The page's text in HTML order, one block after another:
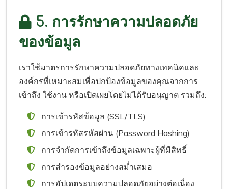
5. การรักษาความปลอดภัย
ของข้อมูล
เราใช้มาตรการรักษาความปลอดภัยทางเทคนิคและ
องค์กรที่เหมาะสมเพื่อปกป้องข้อมูลของคุณจากการ
เข้าถึง ใช้งาน หรือเปิดเผยโดยไม่ได้รับอนุญาต รวมถึง:
การเข้ารหัสข้อมูล (SSL/TLS)
การเข้ารหัสรหัสผ่าน (Password Hashing)
การจำกัดการเข้าถึงข้อมูลเฉพาะผู้ที่มีสิทธิ์
การสำรองข้อมูลอย่างสม่ำเสมอ
การอัปเดตระบบความปลอดภัยอย่างต่อเนื่อง